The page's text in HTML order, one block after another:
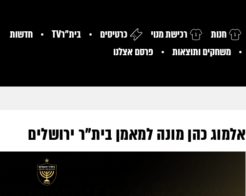
חנות רכישת מנוי כרטיסים בית"רTV
חדשות
משחקים ותוצאות
פרסם אצלנו
אלמוג כהן מונה למאמן בית"ר ירושלים